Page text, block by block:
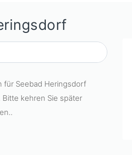
für Seebad Heringsdorf
kehren Sie später